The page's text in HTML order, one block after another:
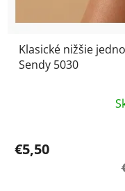
Klasické nižšie
Sendy 5030
€5,50